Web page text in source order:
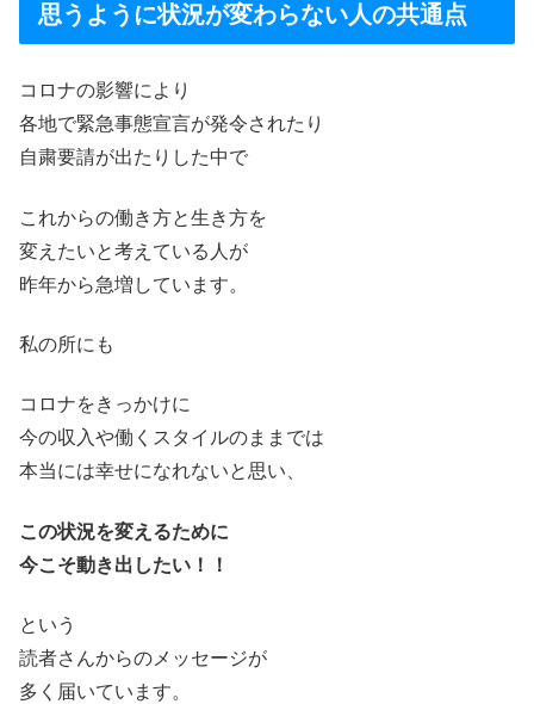
思うように状況が変わらない人の共通点
コロナの影響により
各地で緊急事態宣言が発令されたり
自粛要請が出たりした中で
これからの働き方と生き方を
変えたいと考えている人が
昨年から急増しています。
私の所にも
コロナをきっかけに
今の収入や働くスタイルのままでは
本当には幸せになれないと思い、
この状況を変えるために
今こそ動き出したい！！
という
読者さんからのメッセージが
多く届いています。